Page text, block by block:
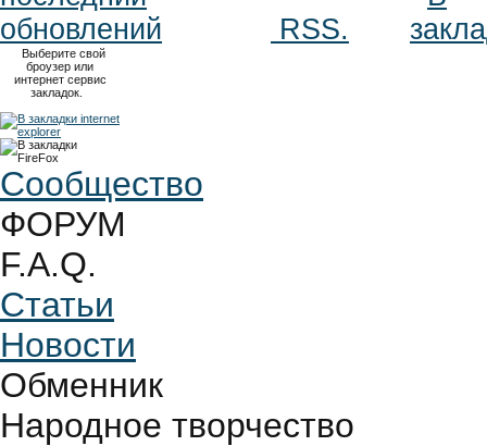
RSS.
Выберите свой
броузер или
интернет сервис
закладок.
Сообщество
ФОРУМ
F.A.Q.
Статьи
Новости
Обменник
Народное творчество